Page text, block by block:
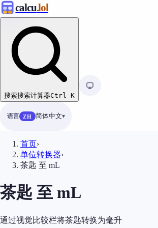
calcu.lol
搜索搜索计算器Ctrl K
语言 ZH 简体中文
首页›
单位转换器›
茶匙 至 mL
茶匙 至 mL
通过视觉比较栏将茶匙转换为毫升